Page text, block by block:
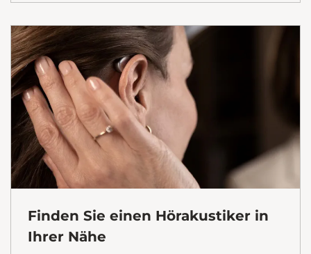
Finden Sie einen Hörakustiker in
Ihrer Nähe